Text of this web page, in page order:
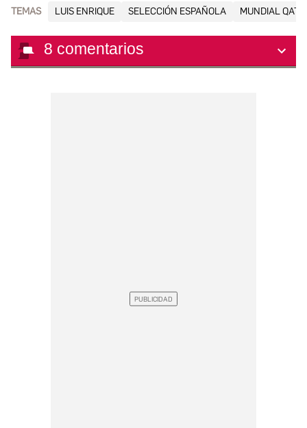
TEMAS LUIS ENRIQUE SELECCIÓN ESPAÑOLA MUNDIAL
8 comentarios